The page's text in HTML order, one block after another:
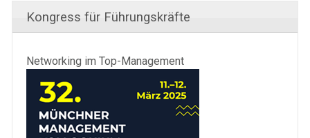
Kongress für Führungskräfte
Networking im Top-Management